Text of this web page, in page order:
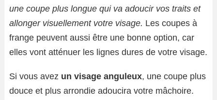
une coupe plus longue qui va adoucir vos traits et
allonger visuellement votre visage. Les coupes à
frange peuvent aussi être une bonne option, car
elles vont atténuer les lignes dures de votre visage.
Si vous avez un visage anguleux, une coupe plus
douce et plus arrondie adoucira votre mâchoire.